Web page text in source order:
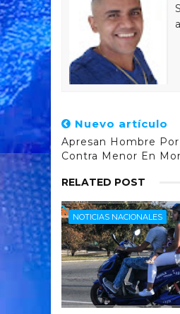
Nuevo artículo
Apresan Hombre
Contra Menor En
RELATED POST
NOTICIAS NACIONALES